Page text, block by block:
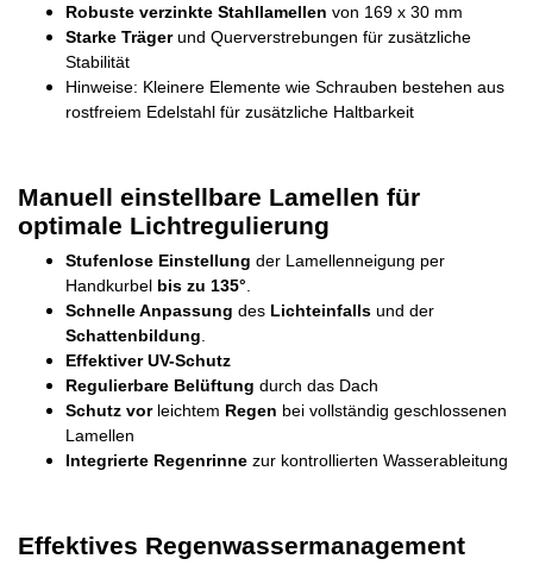
Robuste verzinkte Stahllamellen von 169 x 30 mm
Starke Trägerund Querverstrebungen für zusätzliche
Stabilität
Hinweise: Kleinere Elemente wie Schrauben bestehen aus
rostfreiem Edelstahl für zusätzliche Haltbarkeit
Manuell einstellbare Lamellen für
optimale Lichtregulierung
Stufenlose Einstellung der Lamellenneigung per
Handkurbel bis zu 135°
Schnelle Anpassung des Lichteinfalls und der
Schattenbildung
Effektiver UV-Schutz
Regulierbare Belüftung durch das Dach
Schutz vorleichtem Regen bei vollständig geschlossenen
Lamellen
Integrierte Regenrinne zur kontrollierten Wasserableitung
Effektives Regenwassermanagement